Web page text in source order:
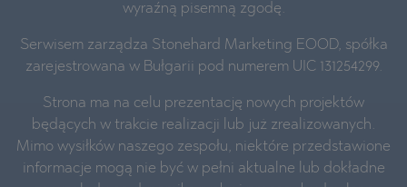
wyraźną pisemną zgodę.
Serwisem zarządza Stonehard Marketing EOOD, spółka
zarejestrowana w Bułgarii pod numerem UIC 131254299.
Strona ma na celu prezentację nowych projektów
będących w trakcie realizacji lub już zrealizowanych.
Mimo wysiłków naszego zespołu, niektóre przedstawione
informacje mogą nie być w pełni aktualne lub dokładne